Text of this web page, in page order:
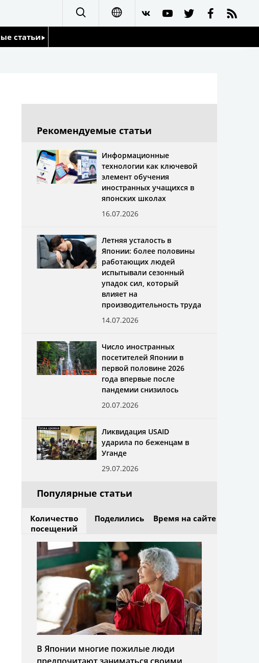
Español
العربية
статьи
язык
Рекомендуемые статьи
Информационные
технологии как ключевой
элемент обучения
иностранных учащихся в
японских школах
16.07.2026
Летняя усталость в
Японии: более половины
работающих людей
испытывали сезонный
упадок сил, который
влияет на
производительность труда
14.07.2026
Число иностранных
посетителей Японии в
первой половине 2026
года впервые после
пандемии снизилось
20.07.2026
Ликвидация USAID
ударила по беженцам в
Уганде
29.07.2026
Популярные статьи
Количество
посещений
Поделились Время на сайте
В Японии многие пожилые люди